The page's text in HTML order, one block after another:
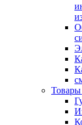
Товары